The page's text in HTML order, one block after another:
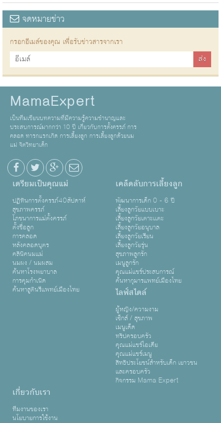
จดหมายข่าว
กรอกอีเมล์ของคุณ เพื่อรับข่าวสารจากเรา
MamaExpert
เป็นทีมเขียนบทความที่มีความรู้ความชำนาญและ
ประสบการณ์มากกว่า 10 ปี เกี่ยวกับการตั้งครรภ์ การ
คลอด ทารกแรกเกิด การเลี้ยงลูก การเลี้ยงลูกด้วยนม
แม่ จิตวิทยาเด็ก
เตรียมเป็นคุณแม่
ปฏิทินการตั้งครรภ์40สัปดาห์
สุขภาพครรภ์
โภชนาการแม่ตั้งครรภ์
ตั้งชื่อลูก
การคลอด
หลังคลอดบุตร
คลินิคนมแม่
นมผง / นมผสม
ค้นหาโรงพยาบาล
การคุมกำเนิด
ค้นหาสูตินรีแพทย์เมืองไทย
เคล็ดลับการเลี้ยงลูก
พัฒนาการเด็ก 0 - 6 ปี
เลี้ยงลูกวัยแบบเบาะ
เลี้ยงลูกวัยเตาะเเตะ
เลี้ยงลูกวัยอนุบาล
เลี้ยงลูกวัยเรียน
เลี้ยงลูกวัยรุ่น
สุขภาพลูกรัก
เมนูลูกรัก
คุณแม่แชร์ประสบการณ์
ค้นหากุมารแพทย์เมืองไทย
ไลฟ์สไตล์
ผู้หญิง/ความงาม
เซ็กส์ / สุขภาพ
เมนูเด็ด
ทริปครอบครัว
คุณแม่แชร์ไอเดีย
คุณแม่แชร์เมนู
สิทธิประโยชน์สำหรับเด็ก เยาวชน
และครอบครัว
กิจกรรม Mama Expert
เกี่ยวกับเรา
ทีมงานของเรา
นโยบายการใช้งาน